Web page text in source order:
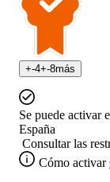
+-4+-8más
Se puede activar
España
Consultar las
Cómo activar